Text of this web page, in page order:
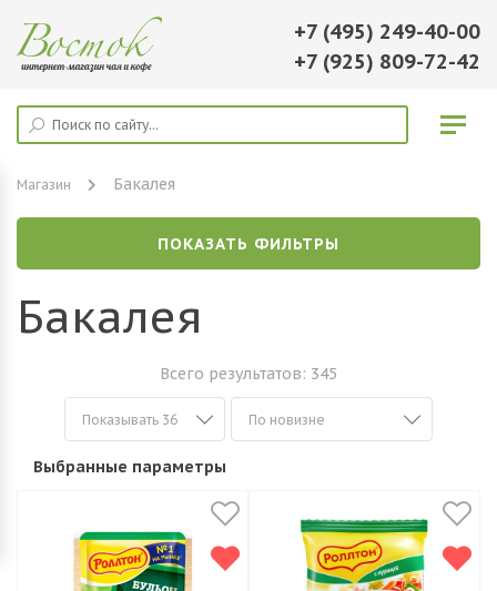
+7 (495) 249-40-00
+7 (925) 809-72-42
Магазин Бакалея
ПОКАЗАТЬ ФИЛЬТРЫ
Бакалея
Всего результатов: 345
Выбранные параметры